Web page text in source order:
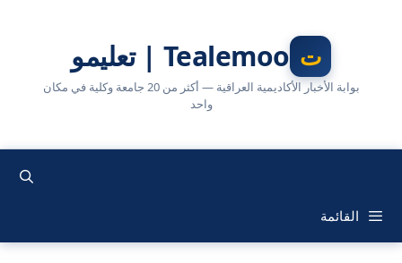
Tealemoo | تعليمو
بوابة الأخبار الأكاديمية العراقية — أكثر من 20 جامعة وكلية في مكان
واحد
القائمة